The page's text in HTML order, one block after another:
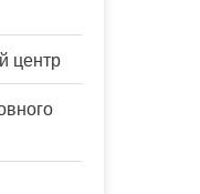
центр